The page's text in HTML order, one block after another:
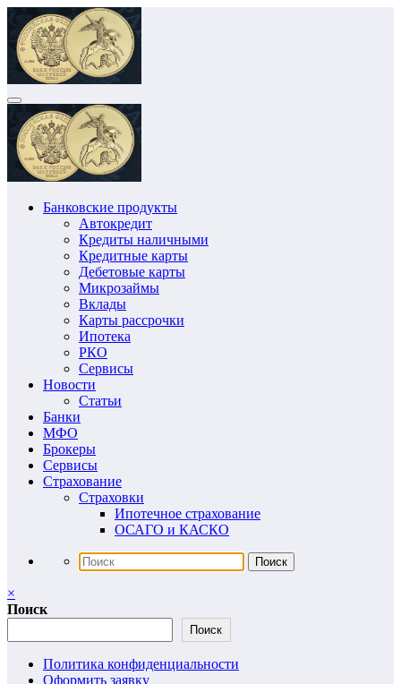
Перейти
содержимому
Банковские продукты
Автокредит
Кредиты наличными
Кредитные карты
Дебетовые карты
Микрозаймы
Вклады
Карты рассрочки
Ипотека
РКО
Сервисы
Новости
Статьи
Банки
МФО
Брокеры
Сервисы
Страхование
Страховки
Ипотечное страхование
ОСАГО и КАСКО
×
Поиск
Поиск
Политика конфиденциальности
Оформить заявку